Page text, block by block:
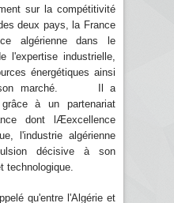
sur la compétitivité
deux pays, la France
algérienne dans le
l'expertise industrielle,
énergétiques ainsi
son marché. Il a
à un partenariat
dont lÆexcellence
l'industrie algérienne
décisive à son
technologique.
qu'entre l'Algérie et